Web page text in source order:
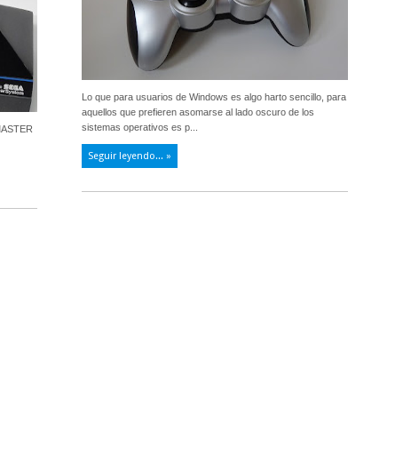
Lo que para usuarios de Windows es algo harto sencillo, para
aquellos que prefieren asomarse al lado oscuro de los
sistemas operativos es p...
Seguir leyendo... »